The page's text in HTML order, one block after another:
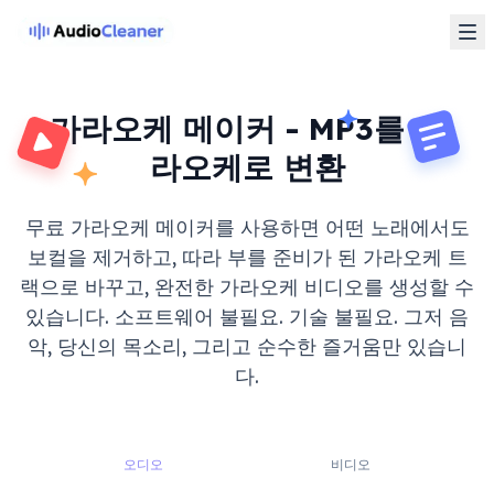
가라오케 메이커 - MP3를 가
라오케로 변환
무료 가라오케 메이커를 사용하면 어떤 노래에서도
보컬을 제거하고, 따라 부를 준비가 된 가라오케 트
랙으로 바꾸고, 완전한 가라오케 비디오를 생성할 수
있습니다. 소프트웨어 불필요. 기술 불필요. 그저 음
악, 당신의 목소리, 그리고 순수한 즐거움만 있습니
다.
오디오 비디오